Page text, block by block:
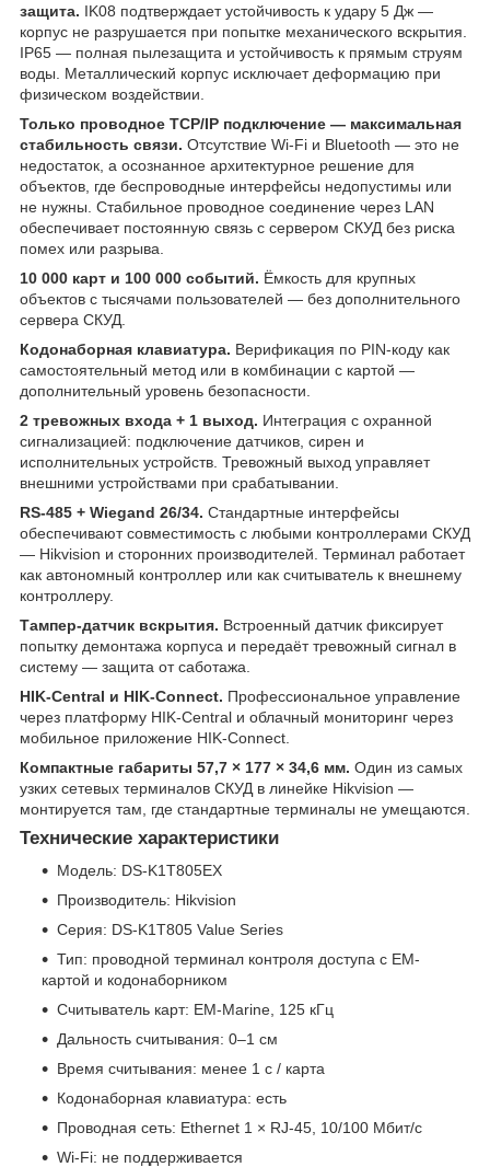
защита. IK08 подтверждает устойчивость к удару 5 Дж —
корпус не разрушается при попытке механического вскрытия.
IP65 — полная пылезащита и устойчивость к прямым струям
воды. Металлический корпус исключает деформацию при
физическом воздействии.
Только проводное TCP/IP подключение — максимальная
стабильность связи. Отсутствие Wi-Fi и Bluetooth — это не
недостаток, а осознанное архитектурное решение для
объектов, где беспроводные интерфейсы недопустимы или
не нужны. Стабильное проводное соединение через LAN
обеспечивает постоянную связь с сервером СКУД без риска
помех или разрыва.
10 000 карт и 100 000 событий. Ёмкость для крупных
объектов с тысячами пользователей — без дополнительного
сервера СКУД.
Кодонаборная клавиатура. Верификация по PIN-коду как
самостоятельный метод или в комбинации с картой —
дополнительный уровень безопасности.
2 тревожных входа + 1 выход. Интеграция с охранной
сигнализацией: подключение датчиков, сирен и
исполнительных устройств. Тревожный выход управляет
внешними устройствами при срабатывании.
RS-485 + Wiegand 26/34. Стандартные интерфейсы
обеспечивают совместимость с любыми контроллерами СКУД
— Hikvision и сторонних производителей. Терминал работает
как автономный контроллер или как считыватель к внешнему
контроллеру.
Тампер-датчик вскрытия. Встроенный датчик фиксирует
попытку демонтажа корпуса и передаёт тревожный сигнал в
систему — защита от саботажа.
HIK-Central и HIK-Connect. Профессиональное управление
через платформу HIK-Central и облачный мониторинг через
мобильное приложение HIK-Connect.
Компактные габариты 57,7 × 177 × 34,6 мм. Один из самых
узких сетевых терминалов СКУД в линейке Hikvision —
монтируется там, где стандартные терминалы не умещаются.
Технические характеристики
Модель: DS-K1T805EX
Производитель: Hikvision
Серия: DS-K1T805 Value Series
Тип: проводной терминал контроля доступа с EM-
картой и кодонаборником
Считыватель карт: EM-Marine, 125 кГц
Дальность считывания: 0–1 см
Время считывания: менее 1 с / карта
Кодонаборная клавиатура: есть
Проводная сеть: Ethernet 1 × RJ-45, 10/100 Мбит/с
Wi-Fi: не поддерживается